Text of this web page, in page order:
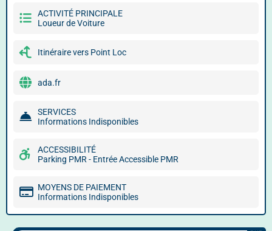
ACTIVITÉ PRINCIPALE
Loueur de Voiture
Itinéraire vers Point Loc
ada.fr
SERVICES
Informations Indisponibles
ACCESSIBILITÉ
Parking PMR - Entrée Accessible PMR
MOYENS DE PAIEMENT
Informations Indisponibles